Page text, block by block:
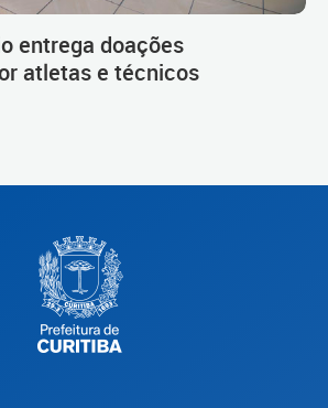
entrega doações
atletas e técnicos